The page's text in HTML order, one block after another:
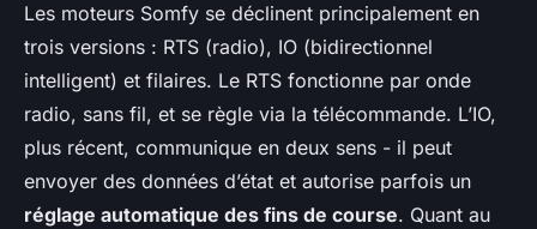
Les moteurs Somfy se déclinent principalement en
trois versions : RTS (radio), IO (bidirectionnel
intelligent) et filaires. Le RTS fonctionne par onde
radio, sans fil, et se règle via la télécommande. L’IO,
plus récent, communique en deux sens - il peut
envoyer des données d’état et autorise parfois un
réglage automatique des fins de course. Quant au